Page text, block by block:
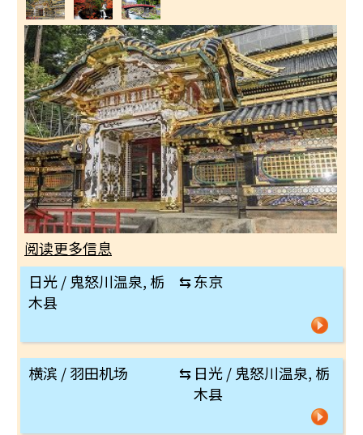
阅读更多信息
日光 / 鬼怒川温泉, 栃
木县
⇆东京
横滨 / 羽田机场 ⇆ 日光 / 鬼怒川温泉, 栃
木县